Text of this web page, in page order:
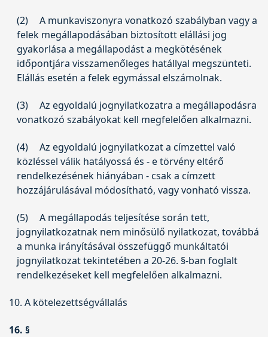
(2)
A munkaviszonyra vonatkozó szabályban vagy a
felek megállapodásában biztosított elállási jog
gyakorlása a megállapodást a megkötésének
időpontjára visszamenőleges hatállyal megszünteti.
Elállás esetén a felek egymással elszámolnak.
(3)
Az egyoldalú jognyilatkozatra a megállapodásra
vonatkozó szabályokat kell megfelelően alkalmazni.
(4)
Az egyoldalú jognyilatkozat a címzettel való
közléssel válik hatályossá és - e törvény eltérő
rendelkezésének hiányában - csak a címzett
hozzájárulásával módosítható, vagy vonható vissza.
(5)
A megállapodás teljesítése során tett,
jognyilatkozatnak nem minősülő nyilatkozat, továbbá
a munka irányításával összefüggő munkáltatói
jognyilatkozat tekintetében a 20-26. §-ban foglalt
rendelkezéseket kell megfelelően alkalmazni.
10. A kötelezettségvállalás
16. §